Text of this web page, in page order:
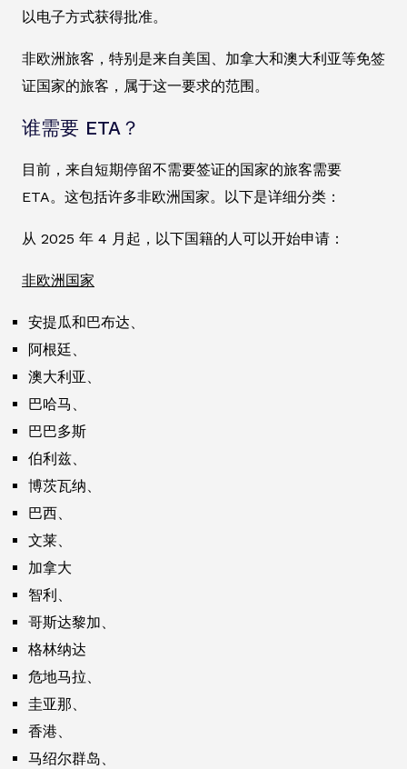
以电子方式获得批准。
非欧洲旅客，特别是来自美国、加拿大和澳大利亚等免签
证国家的旅客，属于这一要求的范围。
谁需要 ETA？
目前，来自短期停留不需要签证的国家的旅客需要
ETA。这包括许多非欧洲国家。以下是详细分类：
从 2025 年 4 月起，以下国籍的人可以开始申请：
非欧洲国家
安提瓜和巴布达、
阿根廷、
澳大利亚、
巴哈马、
巴巴多斯
伯利兹、
博茨瓦纳、
巴西、
文莱、
加拿大
智利、
哥斯达黎加、
格林纳达
危地马拉、
圭亚那、
香港、
马绍尔群岛、